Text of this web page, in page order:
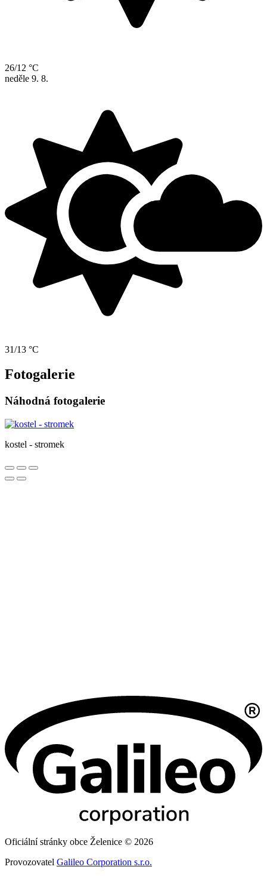
26/12 °C
neděle 9. 8.
31/13 °C
Fotogalerie
Náhodná fotogalerie
kostel - stromek
Oficiální stránky obce Želenice © 2026
Provozovatel Galileo Corporation s.r.o.